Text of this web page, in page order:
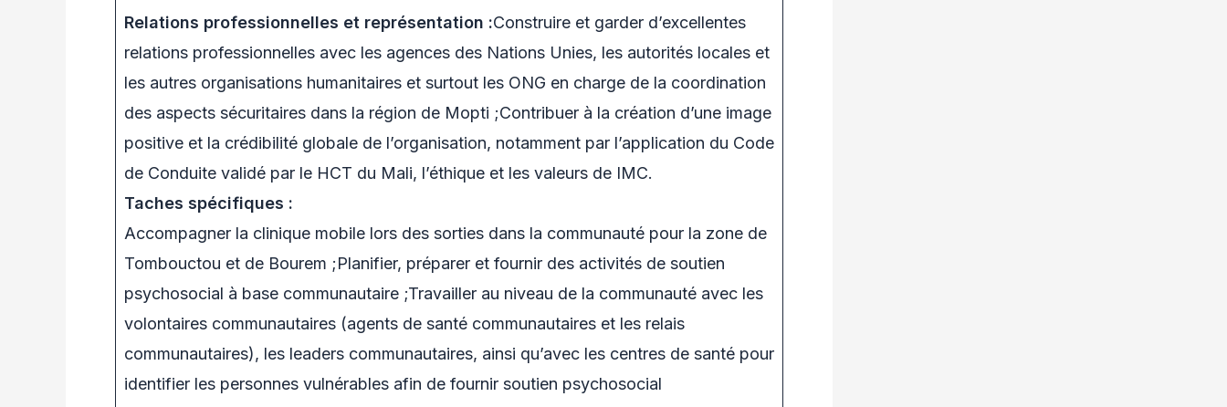
Relations professionnelles et représentation :Construire et garder d’excellentes
relations professionnelles avec les agences des Nations Unies, les autorités locales et
les autres organisations humanitaires et surtout les ONG en charge de la coordination
des aspects sécuritaires dans la région de Mopti ;Contribuer à la création d’une image
positive et la crédibilité globale de l’organisation, notamment par l’application du Code
de Conduite validé par le HCT du Mali, l’éthique et les valeurs de IMC.
Taches spécifiques :
Accompagner la clinique mobile lors des sorties dans la communauté pour la zone de
Tombouctou et de Bourem ;Planifier, préparer et fournir des activités de soutien
psychosocial à base communautaire ;Travailler au niveau de la communauté avec les
volontaires communautaires (agents de santé communautaires et les relais
communautaires), les leaders communautaires, ainsi qu’avec les centres de santé pour
identifier les personnes vulnérables afin de fournir soutien psychosocial